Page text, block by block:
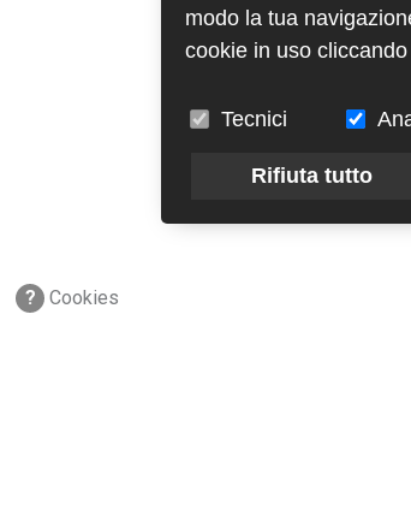
? Cookies
modo la tua
cookie in uso
Tecnici
Rifiuta tutto